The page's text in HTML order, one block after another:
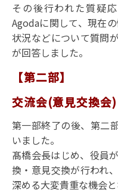
その後行われた質疑
Agodaに関して、現在
状況などについて質問
が回答しました。
【第二部】
交流会(意見交換会)
第一部終了の後、第二
いました。
髙橋会長はじめ、役員
換・意見交換が行われ
深める大変貴重な機会と